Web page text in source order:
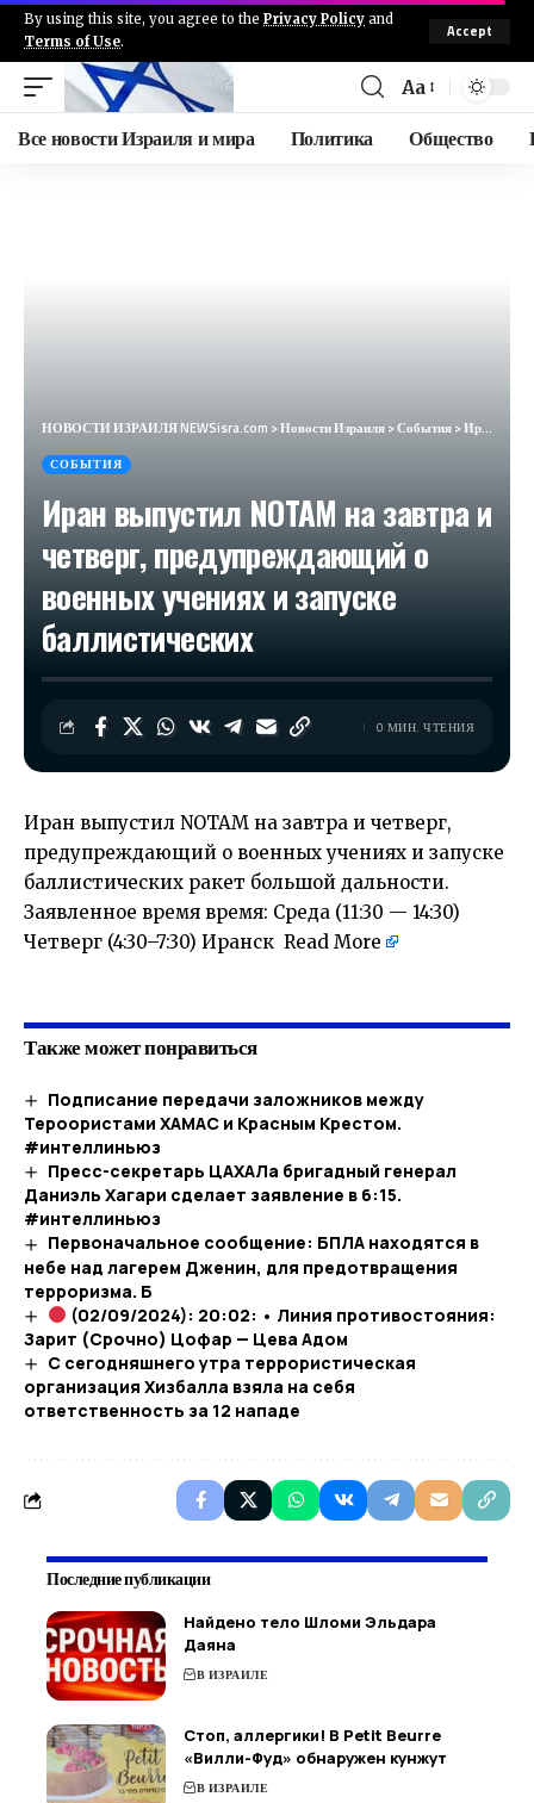
By using this site, you agree to the Privacy Policy and
Terms of Use.
Accept
Aa
Все новости Израиля и мира Политика Общество
НОВОСТИ ИЗРАИЛЯ NEWSisra.com >Новости Израиля>События>Иран выпустил NOTAM на завтра и четверг, предупреждающий о военных учениях и запуске баллистических
СОБЫТИЯ
Иран выпустил NOTAM на завтра и
четверг, предупреждающий о
военных учениях и запуске
баллистических
0 МИН. ЧТЕНИЯ
Иран выпустил NOTAM на завтра и четверг,
предупреждающий о военных учениях и запуске
баллистических ракет большой дальности.
Заявленное время время: Среда (11:30 — 14:30)
Четверг (4:30–7:30) Иранск Read More
Также может понравиться
Подписание передачи заложников между
Тероористами ХАМАС и Красным Крестом.
#интеллиньюз
Пресс-секретарь ЦАХАЛа бригадный генерал
Даниэль Хагари сделает заявление в 6:15.
#интеллиньюз
Первоначальное сообщение: БПЛА находятся в
небе над лагерем Дженин, для предотвращения
терроризма. Б
(02/09/2024): 20:02: • Линия противостояния:
Зарит (Срочно) Цофар — Цева Адом
С сегодняшнего утра террористическая
организация Хизбалла взяла на себя
ответственность за 12 нападе
Последние публикации
Найдено тело Шломи Эльдара
Даяна
В ИЗРАИЛЕ
Стоп, аллергики! В Petit Beurre
«Вилли-Фуд» обнаружен кунжут
В ИЗРАИЛЕ